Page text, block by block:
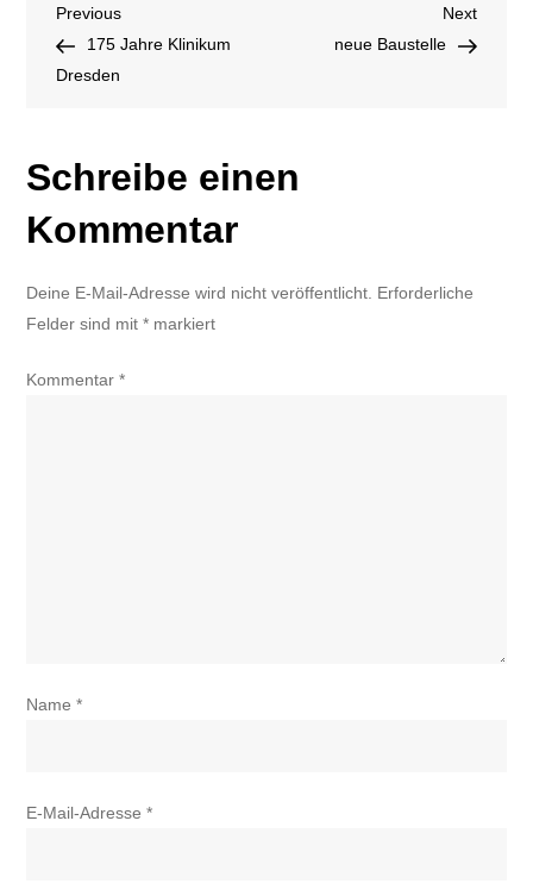
Beitragsnavigation
Previous
Post
Previous
175 Jahre Klinikum
Dresden
Next
Post
Next
neue Baustelle
Schreibe einen
Kommentar
Deine E-Mail-Adresse wird nicht veröffentlicht. Erforderliche
Felder sind mit* markiert
Kommentar*
Name*
E-Mail-Adresse*